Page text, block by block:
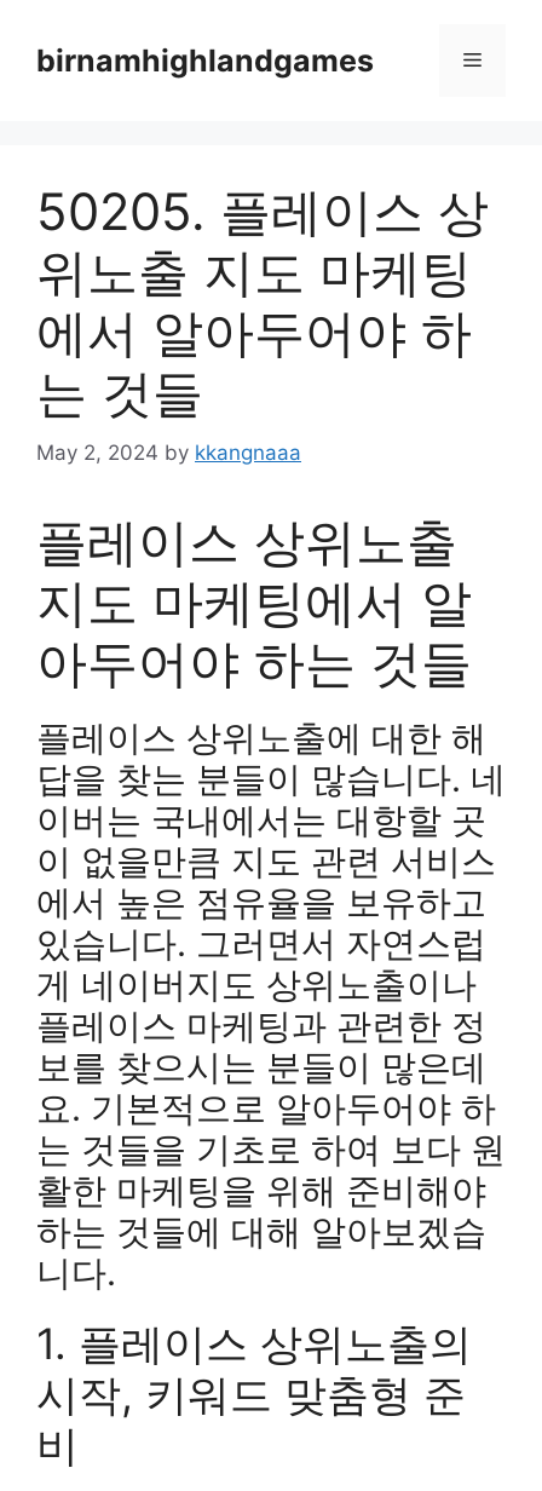
contentbirnamhighlandgames Menu
50205. 플레이스 상
위노출 지도 마케팅
에서 알아두어야 하
는 것들
May 2, 2024 by kkangnaaa
플레이스 상위노출
지도 마케팅에서 알
아두어야 하는 것들
플레이스 상위노출에 대한 해
답을 찾는 분들이 많습니다. 네
이버는 국내에서는 대항할 곳
이 없을만큼 지도 관련 서비스
에서 높은 점유율을 보유하고
있습니다. 그러면서 자연스럽
게 네이버지도 상위노출이나
플레이스 마케팅과 관련한 정
보를 찾으시는 분들이 많은데
요. 기본적으로 알아두어야 하
는 것들을 기초로 하여 보다 원
활한 마케팅을 위해 준비해야
하는 것들에 대해 알아보겠습
니다.
1. 플레이스 상위노출의
시작, 키워드 맞춤형 준
비